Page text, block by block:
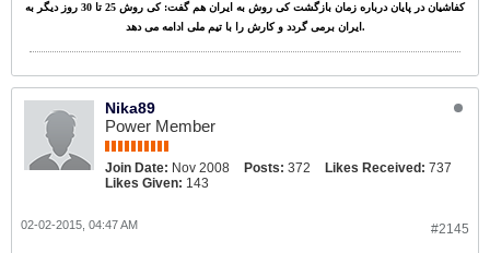
کفاشیان در پایان درباره زمان بازگشت کی روش به ایران هم گفت: کی روش 25 تا 30 روز دیگر به
ایران برمی گردد و کارش را با تیم ملی ادامه می دهد.
Nika89
Power Member
Join Date: Nov 2008 Posts: 372 Likes Received: 737
Likes Given: 143
#2145
02-02-2015, 04:47 AM